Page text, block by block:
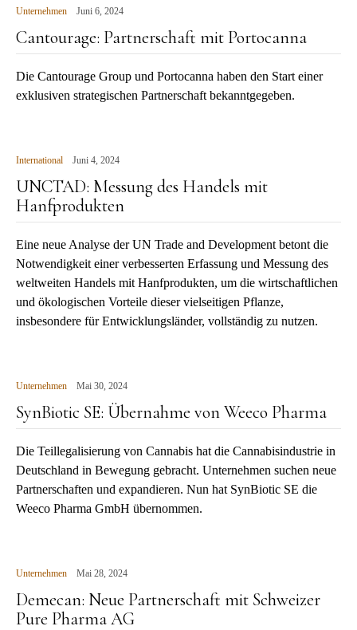
Unternehmen Juni 6, 2024
Cantourage: Partnerschaft mit Portocanna
Die Cantourage Group und Portocanna haben den Start einer
exklusiven strategischen Partnerschaft bekanntgegeben.
International Juni 4, 2024
UNCTAD: Messung des Handels mit
Hanfprodukten
Eine neue Analyse der UN Trade and Development betont die
Notwendigkeit einer verbesserten Erfassung und Messung des
weltweiten Handels mit Hanfprodukten, um die wirtschaftlichen
und ökologischen Vorteile dieser vielseitigen Pflanze,
insbesondere für Entwicklungsländer, vollständig zu nutzen.
Unternehmen Mai 30, 2024
SynBiotic SE: Übernahme von Weeco Pharma
Die Teillegalisierung von Cannabis hat die Cannabisindustrie in
Deutschland in Bewegung gebracht. Unternehmen suchen neue
Partnerschaften und expandieren. Nun hat SynBiotic SE die
Weeco Pharma GmbH übernommen.
Unternehmen Mai 28, 2024
Demecan: Neue Partnerschaft mit Schweizer
Pure Pharma AG